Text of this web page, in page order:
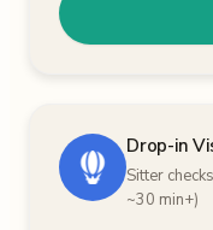
Drop-in
Sitter
~30 min+)